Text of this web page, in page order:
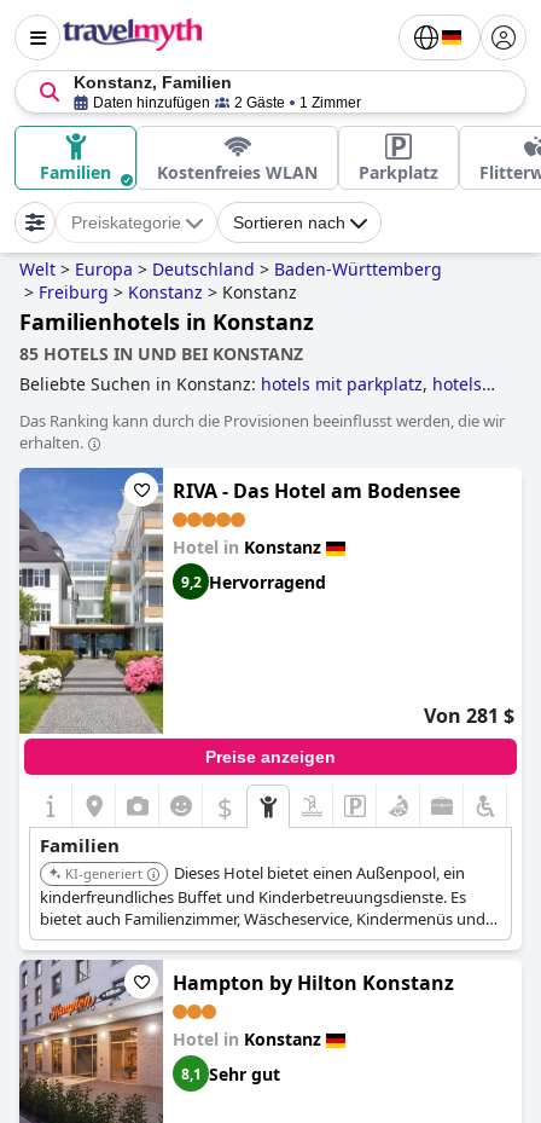
Konstanz, Familien
Daten hinzufügen 2 Gäste 1 Zimmer
Familien Kostenfreies WLAN Parkplatz
Preiskategorie Sortieren nach
Welt > Europa > Deutschland > Baden-Württemberg
> Freiburg > Konstanz > Konstanz
Familienhotels in Konstanz
85 HOTELS IN UND BEI KONSTANZ
Beliebte Suchen in Konstanz: hotels mit parkplatz, hotels
Das Ranking kann durch die Provisionen beeinflusst werden, die wir
erhalten.
RIVA - Das Hotel am Bodensee
Hotel in Konstanz
9,2 Hervorragend
Von 281 $
Preise anzeigen
$
Familien
KI-generiert
Dieses Hotel bietet einen Außenpool, ein
kinderfreundliches Buffet und Kinderbetreuungsdienste. Es
bietet auch Familienzimmer, Wäscheservice, Kindermenüs und
Fahrradverleih. Es liegt in der Nähe des Stadtzentrums.
Hampton by Hilton Konstanz
Hotel in Konstanz
8,1 Sehr gut